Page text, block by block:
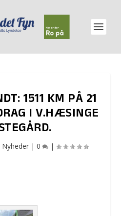
1511 KM PÅ 21
I V.HÆSINGE
Nyheder| 0 |